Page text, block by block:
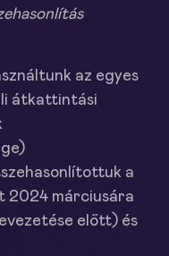
az egyes
átkattintási
a
2024 márciusára
előtt) és